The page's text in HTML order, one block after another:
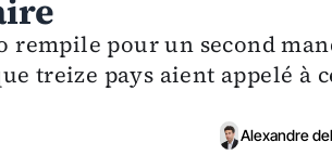
rempile pour un second
treize pays aient appelé à
Alexandre